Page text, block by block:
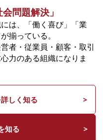
問題解決」
は、「働く喜び」「業
揃っている。
者・従業員・顧客・取引
力のある組織になりま
しく知る
知る